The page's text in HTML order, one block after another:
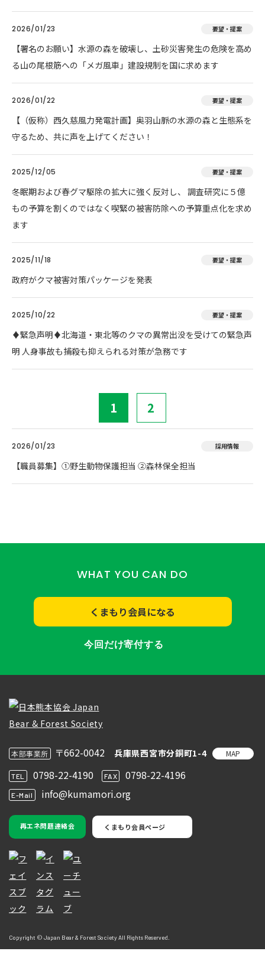
2026/01/23 要望・提案
【署名のお願い】水源の森を破壊し、土砂災害発生の危険を高め
る山の尾根筋への「メガ風車」建設規制を国に求めます
2026/01/22 要望・提案
【（仮称）西久慈風力発電計画】奥羽山脈の水源の森と生態系を
守るため、共に声を上げてください！
2025/12/05 要望・提案
冬眠期および春グマ駆除の拡大に強く反対し、 調査研究に５億
もの予算を割くのではなく喫緊の被害防除への予算重点化を求め
ます
2025/11/18 要望・提案
政府がクマ被害対策パッケージを発表
2025/10/22 要望・提案
♦️緊急声明♦️北海道・東北等のクマの異常出没を受けての緊急声
明 人身事故も捕殺も抑えられる対策が急務です
1 2
2026/01/23 採用情報
【職員募集】①野生動物保護担当 ②森林保全担当
WHAT YOU CAN DO
くまもり会員になる
今回だけ寄付する
本部事業所 〒662-0042 兵庫県西宮市分銅町1-4 MAP
TEL 0798-22-4190 FAX 0798-22-4196
E-Mail info@kumamori.org
再エネ問題連絡会 くまもり会員ページ
Copyright © Japan Bear & Forest Society All Rights Reserved.